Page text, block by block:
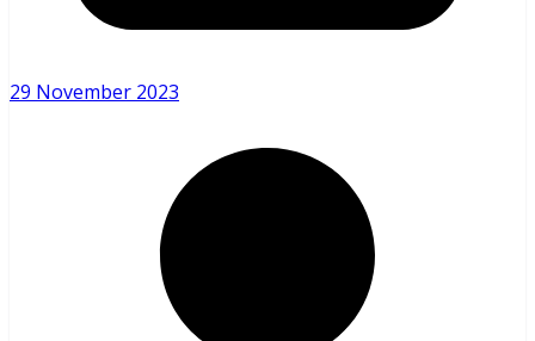
29 November 2023